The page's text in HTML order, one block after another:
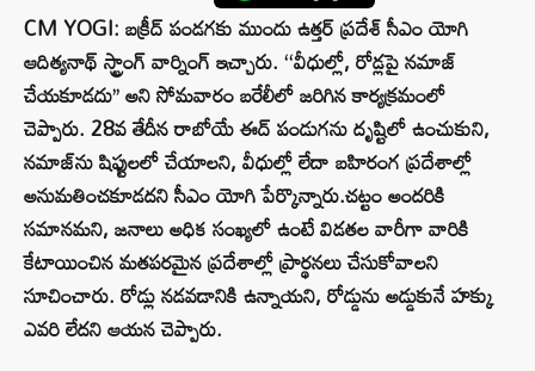
CM YOGI: బక్రీద్ పండగకు ముందు ఉత్తర్ ప్రదేశ్ సీఎం యోగి
ఆదిత్యనాథ్ స్ట్రాంగ్ వార్నింగ్ ఇచ్చారు. ‘‘వీధుల్లో, రోడ్లపై నమాజ్
చేయకూడదు’’ అని సోమవారం బరేలీలో జరిగిన కార్యక్రమంలో
చెప్పారు. 28వ తేదీన రాబోయే ఈద్ పండుగను దృష్టిలో ఉంచుకుని,
నమాజ్‌ను షిఫ్టులలో చేయాలని, వీధుల్లో లేదా బహిరంగ ప్రదేశాల్లో
అనుమతించకూడదని సీఎం యోగి పేర్కొన్నారు.చట్టం అందరికి
సమానమని, జనాలు అధిక సంఖ్యలో ఉంటే విడతల వారీగా వారికి
కేటాయించిన మతపరమైన ప్రదేశాల్లో ప్రార్థనలు చేసుకోవాలని
సూచించారు. రోడ్లు నడవడానికి ఉన్నాయని, రోడ్డును అడ్డుకునే హక్కు
ఎవరి లేదని ఆయన చెప్పారు.